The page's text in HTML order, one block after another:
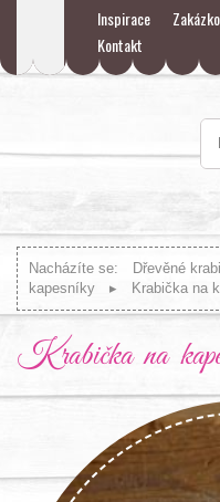
Inspirace
Kontakt
Nacházíte se: Dřevěné
kapesníky
Krabička na
Krabička na